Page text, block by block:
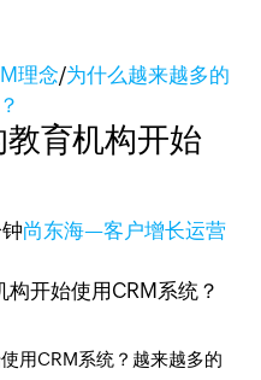
理念/为什么越来越多的
育机构开始
尚东海—客户增长运营
用CRM系统？越来越多的